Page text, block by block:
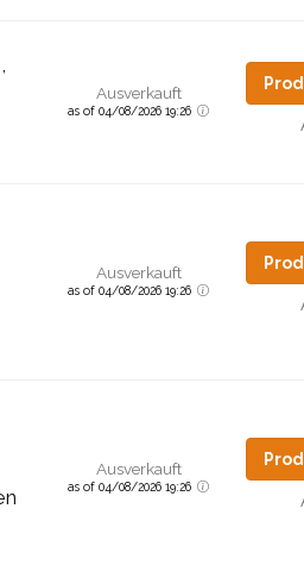
Ausverkauft
as of 04/08/2026 19:26
Ausverkauft
as of 04/08/2026 19:26
Ausverkauft
as of 04/08/2026 19:26